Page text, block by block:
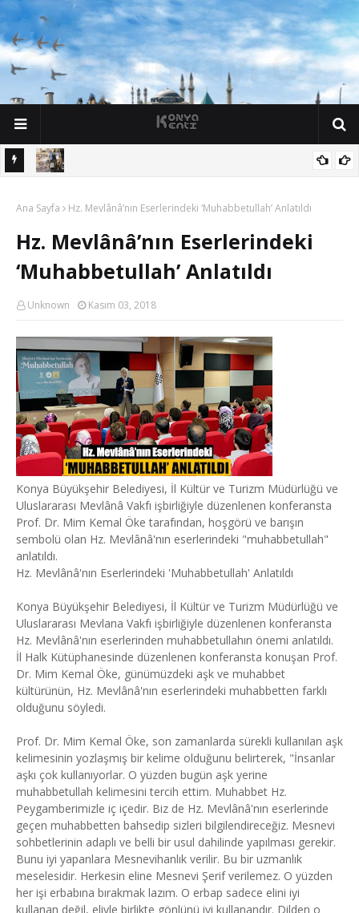
GezDünyayıGö
rKonyayı
Ana Sayfa Hz. Mevlânâ’nın Eserlerindeki ‘Muhabbetullah’ Anlatıldı
Hz. Mevlânâ’nın Eserlerindeki
‘Muhabbetullah’ Anlatıldı
Unknown Kasım 03, 2018
Konya Büyükşehir Belediyesi, İl Kültür ve Turizm Müdürlüğü ve
Uluslararası Mevlânâ Vakfı işbirliğiyle düzenlenen konferansta
Prof. Dr. Mim Kemal Öke tarafından, hoşgörü ve barışın
sembolü olan Hz. Mevlânâ'nın eserlerindeki "muhabbetullah"
anlatıldı.
Hz. Mevlânâ'nın Eserlerindeki 'Muhabbetullah' Anlatıldı
Konya Büyükşehir Belediyesi, İl Kültür ve Turizm Müdürlüğü ve
Uluslararası Mevlana Vakfı işbirliğiyle düzenlenen konferansta
Hz. Mevlânâ'nın eserlerinden muhabbetullahın önemi anlatıldı.
İl Halk Kütüphanesinde düzenlenen konferansta konuşan Prof.
Dr. Mim Kemal Öke, günümüzdeki aşk ve muhabbet
kültürünün, Hz. Mevlânâ'nın eserlerindeki muhabbetten farklı
olduğunu söyledi.
Prof. Dr. Mim Kemal Öke, son zamanlarda sürekli kullanılan aşk
kelimesinin yozlaşmış bir kelime olduğunu belirterek, "İnsanlar
aşkı çok kullanıyorlar. O yüzden bugün aşk yerine
muhabbetullah kelimesini tercih ettim. Muhabbet Hz.
Peygamberimizle iç içedir. Biz de Hz. Mevlânâ'nın eserlerinde
geçen muhabbetten bahsedip sizleri bilgilendireceğiz. Mesnevi
sohbetlerinin adaplı ve belli bir usul dahilinde yapılması gerekir.
Bunu iyi yapanlara Mesnevihanlık verilir. Bu bir uzmanlık
meselesidir. Herkesin eline Mesnevi Şerif verilemez. O yüzden
her işi erbabına bırakmak lazım. O erbap sadece elini iyi
kullanan değil, eliyle birlikte gönlünü iyi kullanandır. Dilden o